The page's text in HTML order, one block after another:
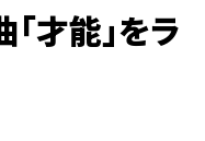
才能」をラ